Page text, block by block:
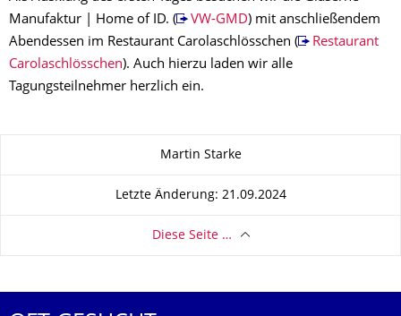
Manufaktur | Home of ID. (
VW-GMD) mit anschließendem
Abendessen im Restaurant Carolaschlösschen (
Restaurant
Carolaschlösschen). Auch hierzu laden wir alle
Tagungsteilnehmer herzlich ein.
Martin Starke
Letzte Änderung: 21.09.2024
Diese Seite …